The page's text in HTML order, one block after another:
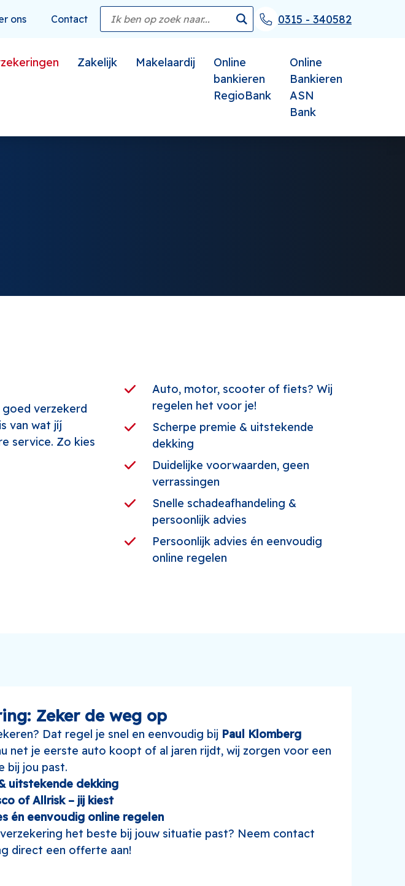
ons Contact 0315 - 340582
Zakelijk Makelaardij
Online
bankieren
RegioBank
Online
Bankieren
ASN
Bank
verzekerd
van wat jíj
service. Zo kies
Auto, motor, scooter of fiets? Wij
regelen het voor je!
Scherpe premie & uitstekende
dekking
Duidelijke voorwaarden, geen
verrassingen
Snelle schadeafhandeling &
persoonlijk advies
Persoonlijk advies én eenvoudig
online regelen
Zeker de weg op
Dat regel je snel en eenvoudig bij Paul Klomberg
net je eerste auto koopt of al jaren rijdt, wij zorgen voor een
bij jou past.
uitstekende dekking
of Allrisk – jij kiest
én eenvoudig online regelen
het beste bij jouw situatie past? Neem contact
direct een offerte aan!